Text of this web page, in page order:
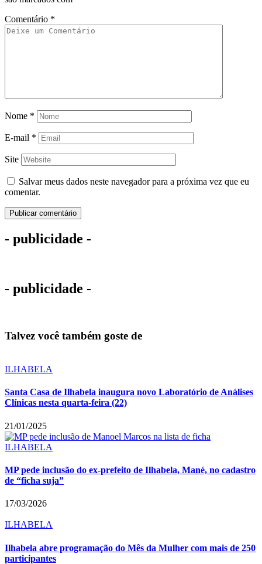
Comentário *
Nome *
E-mail *
Site
Salvar meus dados neste navegador para a próxima vez que eu
comentar.
- publicidade -
- publicidade -
Talvez você também goste de
ILHABELA
Santa Casa de Ilhabela inaugura novo Laboratório de Análises
Clínicas nesta quarta-feira (22)
21/01/2025
ILHABELA
MP pede inclusão do ex-prefeito de Ilhabela, Mané, no cadastro
de “ficha suja”
17/03/2026
ILHABELA
Ilhabela abre programação do Mês da Mulher com mais de 250
participantes